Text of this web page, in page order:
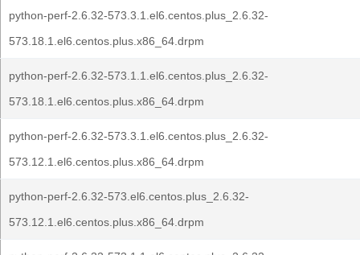
python-perf-2.6.32-573.3.1.el6.centos.plus_2.6.32-
573.18.1.el6.centos.plus.x86_64.drpm
python-perf-2.6.32-573.1.1.el6.centos.plus_2.6.32-
573.18.1.el6.centos.plus.x86_64.drpm
python-perf-2.6.32-573.3.1.el6.centos.plus_2.6.32-
573.12.1.el6.centos.plus.x86_64.drpm
python-perf-2.6.32-573.el6.centos.plus_2.6.32-
573.12.1.el6.centos.plus.x86_64.drpm